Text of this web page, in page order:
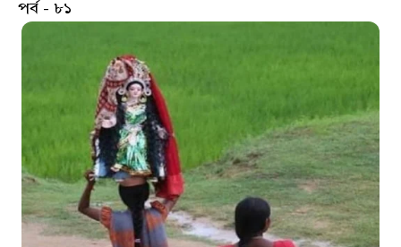
পর্ব - ৮১